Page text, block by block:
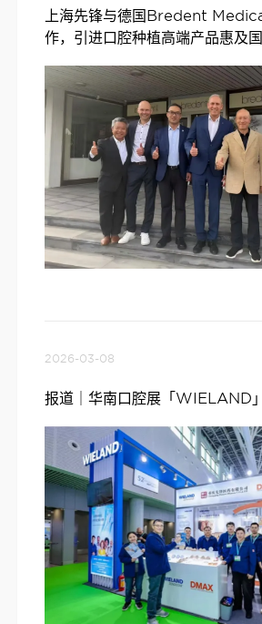
上海先锋与德国Bredent
作，引进口腔种植高端产品惠及
2026-03-08
报道｜华南口腔展「WIELAND